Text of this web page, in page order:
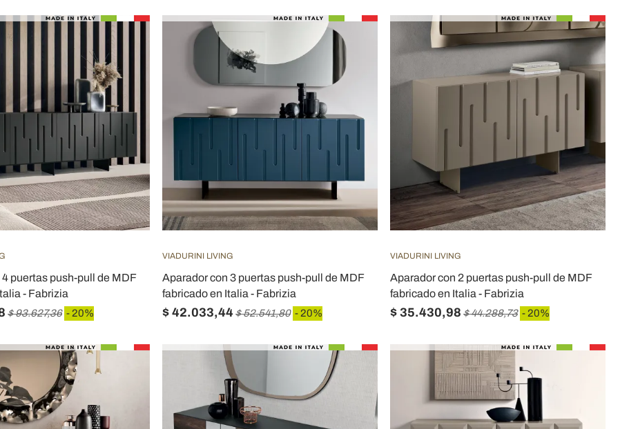
puertas push-pull de MDF
- Fabrizia
$ 93.627,36 - 20%
VIADURINI LIVING
Aparador con 3 puertas push-pull de MDF
fabricado en Italia - Fabrizia
$ 42.033,44$ 52.541,80 - 20%
VIADURINI LIVING
Aparador con 2 puertas push-pull de MDF
fabricado en Italia - Fabrizia
$ 35.430,98 $ 44.288,73 - 20%